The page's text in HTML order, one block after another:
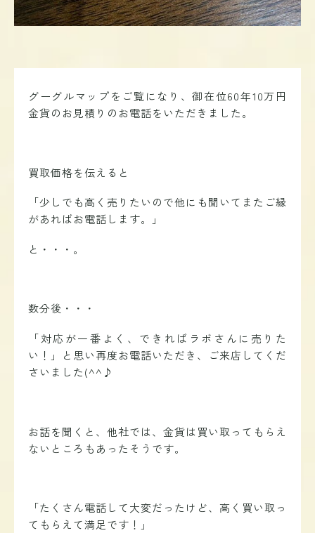
グーグルマップをご覧になり、御在位60年10万円
金貨のお見積りのお電話をいただきました。
買取価格を伝えると
「少しでも高く売りたいので他にも聞いてまたご縁
があればお電話します。」
と・・・。
数分後・・・
「対応が一番よく、できればラボさんに売りた
い！」と思い再度お電話いただき、ご来店してくだ
さいました(^^♪
お話を聞くと、他社では、金貨は買い取ってもらえ
ないところもあったそうです。
「たくさん電話して大変だったけど、高く買い取っ
てもらえて満足です！」